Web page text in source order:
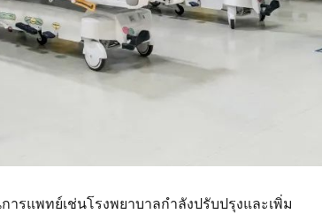
รแพทย์เช่นโรงพยาบาลกําลังปรับปรุงและเพิ่ม